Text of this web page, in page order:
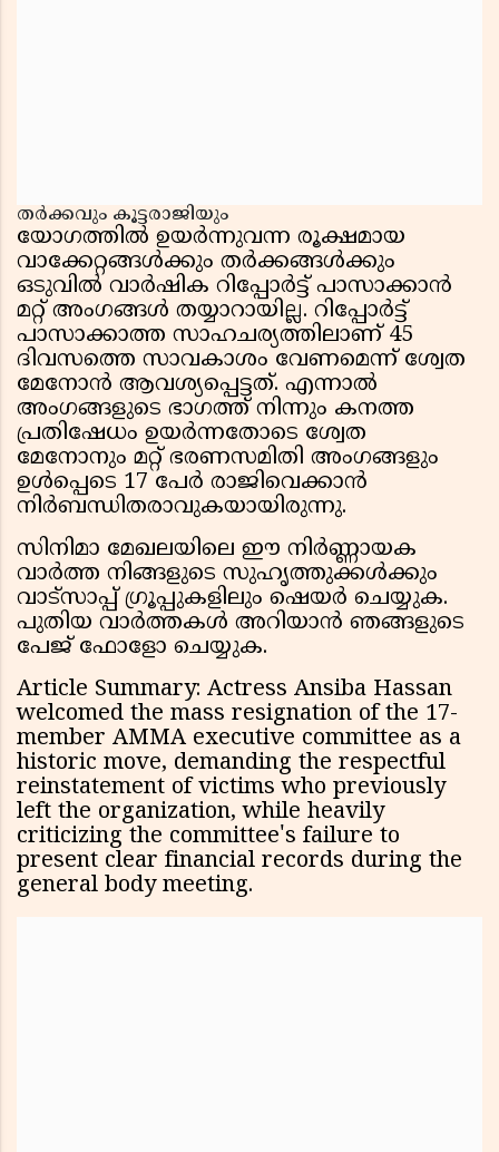
തർക്കവും കൂട്ടരാജിയും
യോഗത്തിൽ ഉയർന്നുവന്ന രൂക്ഷമായ
വാക്കേറ്റങ്ങൾക്കും തർക്കങ്ങൾക്കും
ഒടുവിൽ വാർഷിക റിപ്പോർട്ട് പാസാക്കാൻ
മറ്റ് അംഗങ്ങൾ തയ്യാറായില്ല. റിപ്പോർട്ട്
പാസാക്കാത്ത സാഹചര്യത്തിലാണ് 45
ദിവസത്തെ സാവകാശം വേണമെന്ന് ശ്വേത
മേനോൻ ആവശ്യപ്പെട്ടത്. എന്നാൽ
അംഗങ്ങളുടെ ഭാഗത്ത് നിന്നും കനത്ത
പ്രതിഷേധം ഉയർന്നതോടെ ശ്വേത
മേനോനും മറ്റ് ഭരണസമിതി അംഗങ്ങളും
ഉൾപ്പെടെ 17 പേർ രാജിവെക്കാൻ
നിർബന്ധിതരാവുകയായിരുന്നു.
സിനിമാ മേഖലയിലെ ഈ നിർണ്ണായക
വാർത്ത നിങ്ങളുടെ സുഹൃത്തുക്കൾക്കും
വാട്സാപ്പ് ഗ്രൂപ്പുകളിലും ഷെയർ ചെയ്യുക.
പുതിയ വാർത്തകൾ അറിയാൻ ഞങ്ങളുടെ
പേജ് ഫോളോ ചെയ്യുക.
Article Summary: Actress Ansiba Hassan
welcomed the mass resignation of the 17-
member AMMA executive committee as a
historic move, demanding the respectful
reinstatement of victims who previously
left the organization, while heavily
criticizing the committee's failure to
present clear financial records during the
general body meeting.